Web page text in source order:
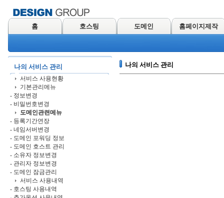
홈 호스팅 도메인 홈페이지제작
나의 서비스 관리
서비스 사용현황
기본관리메뉴
- 정보변경
- 비밀번호변경
도메인관련메뉴
- 등록기간연장
- 네임서버변경
- 도메인 포워딩 정보
- 도메인 호스트 관리
- 소유자 정보변경
- 관리자 정보변경
- 도메인 잠금관리
서비스 사용내역
- 호스팅 사용내역
나의 서비스 관리